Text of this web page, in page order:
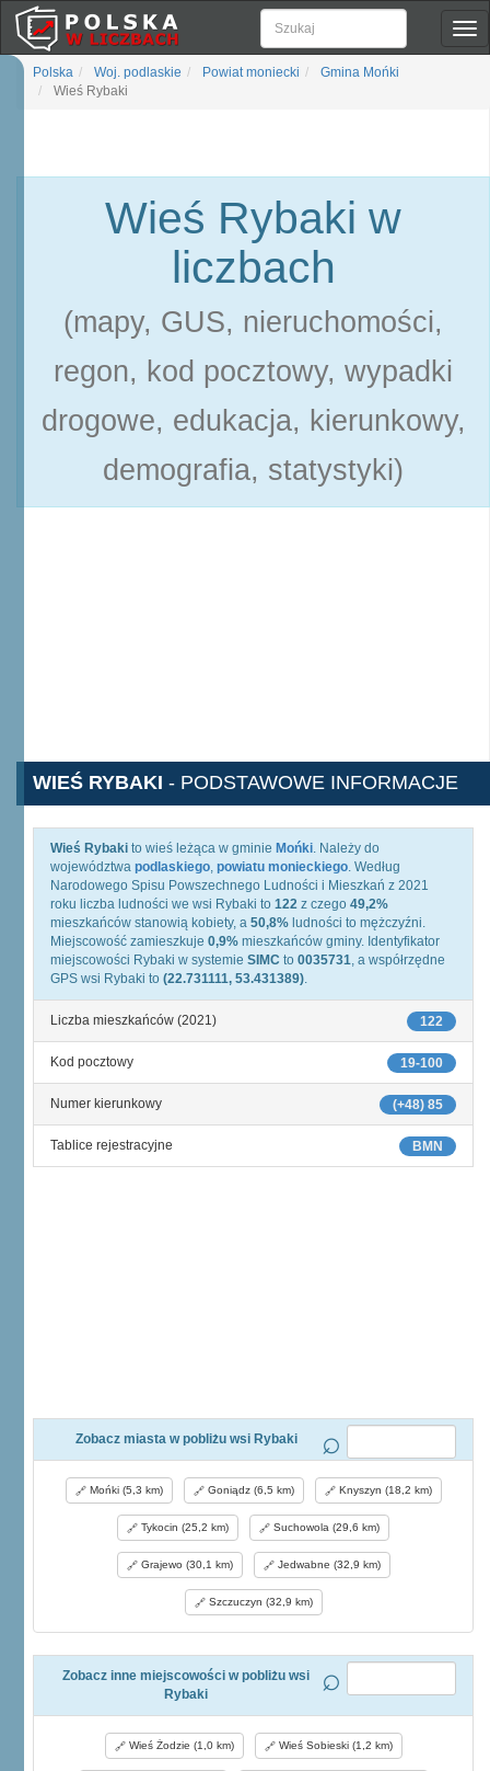
Polska Woj. podlaskie Powiat moniecki
Gmina Mońki
Wieś Rybaki
Wieś Rybaki w
liczbach
(mapy, GUS, nieruchomości,
regon, kod pocztowy, wypadki
drogowe, edukacja, kierunkowy,
demografia, statystyki)
WIEŚ RYBAKI - PODSTAWOWE INFORMACJE
Wieś Rybaki to wieś leżąca w gminie Mońki. Należy do
województwa podlaskiego, powiatu monieckiego. Według
Narodowego Spisu Powszechnego Ludności i Mieszkań z 2021
roku liczba ludności we wsi Rybaki to 122 z czego 49,2%
mieszkańców stanowią kobiety, a 50,8% ludności to mężczyźni.
Miejscowość zamieszkuje 0,9% mieszkańców gminy. Identyfikator
miejscowości Rybaki w systemie SIMC to 0035731, a współrzędne
GPS wsi Rybaki to (22.731111, 53.431389).
122
Liczba mieszkańców (2021)
19-100
Kod pocztowy
(+48) 85
Numer kierunkowy
BMN
Tablice rejestracyjne
Zobacz miasta w pobliżu wsi Rybaki
Mońki (5,3 km) Goniądz (6,5 km) Knyszyn (18,2 km)
Tykocin (25,2 km) Suchowola (29,6 km)
Grajewo (30,1 km) Jedwabne (32,9 km)
Szczuczyn (32,9 km)
Zobacz inne miejscowości w pobliżu wsi
Rybaki
Wieś Żodzie (1,0 km) Wieś Sobieski (1,2 km)